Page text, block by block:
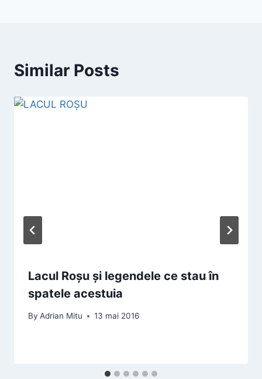
Similar Posts
Lacul Roșu și legendele ce stau în
spatele acestuia
By Adrian Mitu 13 mai 2016